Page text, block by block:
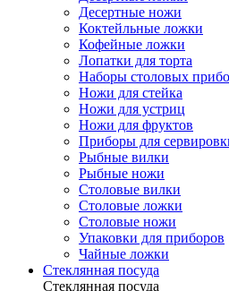
Десертные ножи
Коктейльные ложки
Кофейные ложки
Лопатки для торта
Наборы столовых
Ножи для стейка
Ножи для устриц
Ножи для фруктов
Приборы для
Рыбные вилки
Рыбные ножи
Столовые вилки
Столовые ложки
Столовые ножи
Упаковки для приборов
Чайные ложки
Стеклянная посуда
Стеклянная посуда